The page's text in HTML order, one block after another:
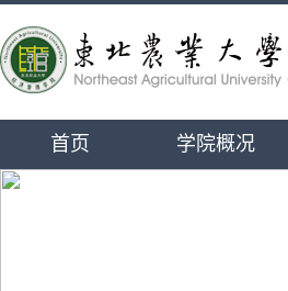
首页 学院概况